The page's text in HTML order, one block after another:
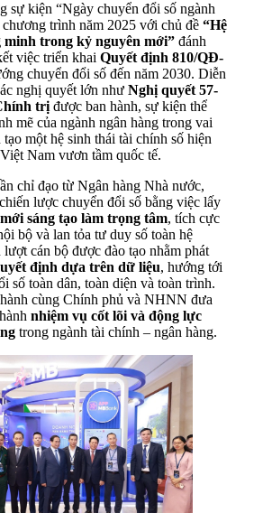
sự kiện “Ngày chuyển đổi số ngành
trình năm 2025 với chủ đề “Hệ
minh trong kỷ nguyên mới” đánh
việc triển khai Quyết định 810/QĐ-
chuyển đổi số đến năm 2030. Diễn
nghị quyết lớn như Nghị quyết 57-
trị được ban hành, sự kiện thể
mẽ của ngành ngân hàng trong vai
một hệ sinh thái tài chính số hiện
Nam vươn tầm quốc tế.
chỉ đạo từ Ngân hàng Nhà nước,
lược chuyển đổi số bằng việc lấy
sáng tạo làm trọng tâm, tích cực
bộ và lan tỏa tư duy số toàn hệ
cán bộ được đào tạo nhằm phát
định dựa trên dữ liệu, hướng tới
số toàn dân, toàn diện và toàn trình.
cùng Chính phủ và NHNN đưa
nhiệm vụ cốt lõi và động lực
trong ngành tài chính – ngân hàng.